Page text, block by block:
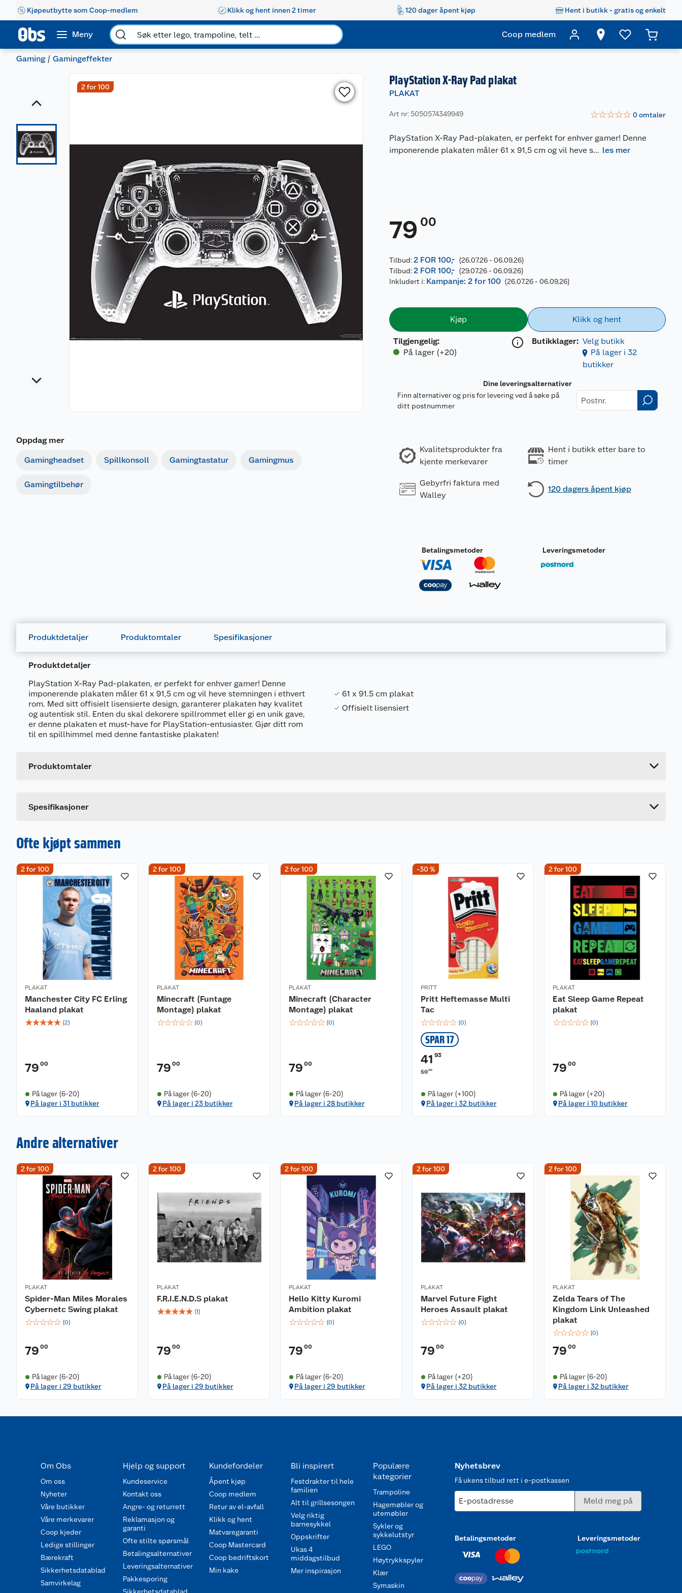
Kjøpeutbytte som Coop-medlem Klikk og hent innen 2 timer 120 dager åpent kjøp Hent i butikk - gratis og enkelt
Meny Coop medlem
Gaming Gamingeffekter
2 for 100
Oppdag mer
Gamingheadset Spillkonsoll Gamingtastatur Gamingmus
Gamingtilbehør
PlayStation X-Ray Pad plakat
PLAKAT
Art nr: 5050574349949 ☆☆☆☆☆ 0omtaler
PlayStation X-Ray Pad-plakaten, er perfekt for enhver gamer! Denne
imponerende plakaten måler 61 x 91,5 cm og vil heve s... les mer
79 00
Tilbud:2 FOR 100,- (26.07.26 - 06.09.26)
Tilbud:2 FOR 100,- (29.07.26 - 06.09.26)
Inkludert i: Kampanje: 2 for 100 (26.07.26 - 06.09.26)
Kjøp
Tilgjengelig:
På lager (+20)
Klikk og hent
Butikklager: Velg butikk
På lager i 32
butikker
Dine leveringsalternativer
Finn alternativer og pris for levering ved å søke på
ditt postnummer
Kvalitetsprodukter fra
kjente merkevarer
Hent i butikk etter bare to
timer
Gebyrfri faktura med
Walley
120 dagers åpent kjøp
Betalingsmetoder Leveringsmetoder
Produktdetaljer Produktomtaler Spesifikasjoner
Produktdetaljer
PlayStation X-Ray Pad-plakaten, er perfekt for enhver gamer! Denne
imponerende plakaten måler 61 x 91,5 cm og vil heve stemningen i ethvert
rom. Med sitt offisielt lisensierte design, garanterer plakaten høy kvalitet
og autentisk stil. Enten du skal dekorere spillrommet eller gi en unik gave,
er denne plakaten et must-have for PlayStation-entusiaster. Gjør ditt rom
til en spillhimmel med denne fantastiske plakaten!
61 x 91.5 cm plakat
Offisielt lisensiert
Produktomtaler
Spesifikasjoner
Generelt
Leverandørens artikkelnummer
Ofte kjøpt sammen
2 for 100
PLAKAT
Manchester City FC Erling
Haaland plakat
☆☆☆☆☆ (2)
79 00
På lager (6-20)
På lager i 31 butikker
2 for 100
PLAKAT
Minecraft (Funtage
Montage) plakat
☆☆☆☆☆ (0)
79 00
På lager (6-20)
På lager i 23 butikker
2 for 100
PLAKAT
Minecraft (Character
Montage) plakat
☆☆☆☆☆ (0)
79 00
På lager (6-20)
På lager i 28 butikker
-30 %
PRITT
Pritt Heftemasse Multi
Tac
☆☆☆☆☆ (0)
SPAR 17
41 93
5990
På lager (+100)
På lager i 32 butikker
2 for 100
PLAKAT
Eat Sleep Game Repeat
plakat
☆☆☆☆☆ (0)
79 00
På lager (+20)
På lager i 10 butikker
Andre alternativer
2 for 100
PLAKAT
Spider-Man Miles Morales
Cybernetc Swing plakat
☆☆☆☆☆ (0)
79 00
På lager (6-20)
På lager i 29 butikker
2 for 100
PLAKAT
F.R.I.E.N.D.S plakat
☆☆☆☆☆ (1)
79 00
På lager (6-20)
På lager i 29 butikker
2 for 100
PLAKAT
Hello Kitty Kuromi
Ambition plakat
☆☆☆☆☆ (0)
79 00
På lager (6-20)
På lager i 29 butikker
2 for 100
PLAKAT
Marvel Future Fight
Heroes Assault plakat
☆☆☆☆☆ (0)
79 00
På lager (+20)
På lager i 32 butikker
2 for 100
PLAKAT
Zelda Tears of The
Kingdom Link Unleashed
plakat
☆☆☆☆☆ (0)
79 00
På lager (6-20)
På lager i 32 butikker
Om Obs
Om oss
Nyheter
Våre butikker
Våre merkevarer
Coop kjeder
Ledige stillinger
Bærekraft
Sikkerhetsdatablad
Samvirkelag
Hjelp og support
Kundeservice
Kontakt oss
Angre- og returrett
Reklamasjon og
garanti
Ofte stilte spørsmål
Betalingsalternativer
Leveringsalternativer
Pakkesporing
Kundefordeler
Åpent kjøp
Coop medlem
Retur av el-avfall
Klikk og hent
Matvaregaranti
Coop Mastercard
Coop bedriftskort
Min kake
Bli inspirert
Festdrakter til hele
familien
Alt til grillsesongen
Velg riktig
barnesykkel
Oppskrifter
Ukas 4
middagstilbud
Mer inspirasjon
Populære
kategorier
Trampoline
Hagemøbler og
utemøbler
Sykler og
sykkelutstyr
LEGO
Høytrykkspyler
Klær
Symaskin
Nyhetsbrev
Få ukens tilbud rett i e-postkassen
E-postadresse Meld meg på
Betalingsmetoder Leveringsmetoder